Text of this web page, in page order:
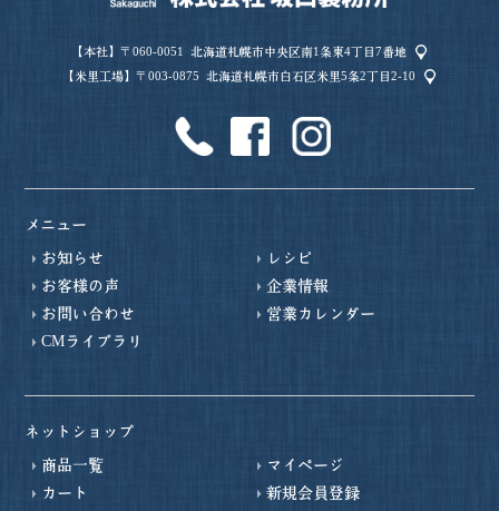
【本社】〒060-0051 北海道札幌市中央区南1条東4丁目7番地
【米里工場】〒003-0875 北海道札幌市白石区米里5条2丁目2-10
メニュー
お知らせ
レシピ
お客様の声
企業情報
お問い合わせ
営業カレンダー
CMライブラリ
ネットショップ
商品一覧
マイページ
カート
新規会員登録